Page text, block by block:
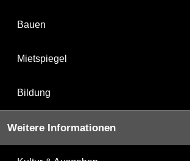
Bauen
Mietspiegel
Bildung
Weitere Informationen